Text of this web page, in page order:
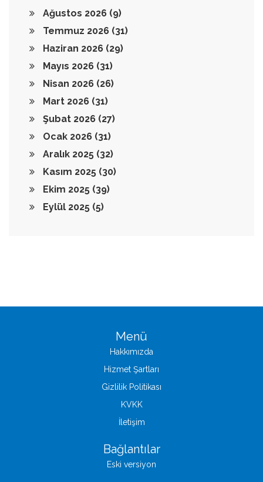
Ağustos 2026 (9)
Temmuz 2026 (31)
Haziran 2026 (29)
Mayıs 2026 (31)
Nisan 2026 (26)
Mart 2026 (31)
Şubat 2026 (27)
Ocak 2026 (31)
Aralık 2025 (32)
Kasım 2025 (30)
Ekim 2025 (39)
Eylül 2025 (5)
Menü
Hakkımızda
Hizmet Şartları
Gizlilik Politikası
KVKK
İletişim
Bağlantılar
Eski versiyon